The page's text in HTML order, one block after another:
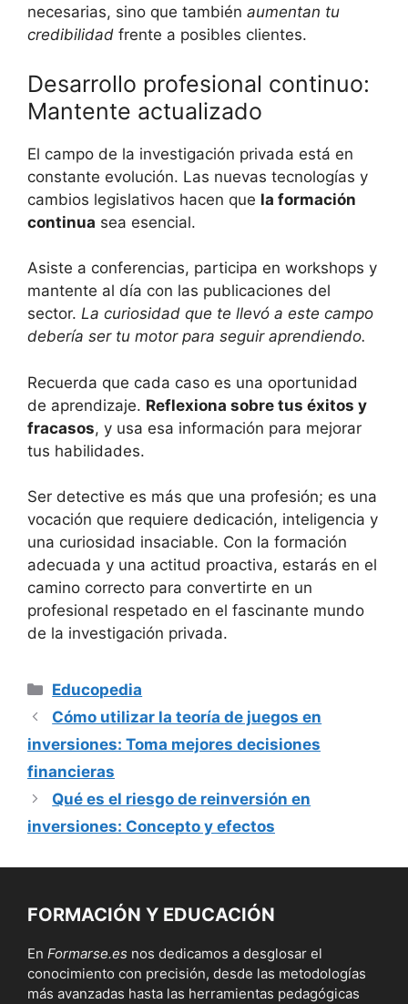
necesarias, sino que también aumentan tu
credibilidad frente a posibles clientes.
Desarrollo profesional continuo:
Mantente actualizado
El campo de la investigación privada está en
constante evolución. Las nuevas tecnologías y
cambios legislativos hacen que la formación
continua sea esencial.
Asiste a conferencias, participa en workshops y
mantente al día con las publicaciones del
sector. La curiosidad que te llevó a este campo
debería ser tu motor para seguir aprendiendo.
Recuerda que cada caso es una oportunidad
de aprendizaje. Reflexiona sobre tus éxitos y
fracasos, y usa esa información para mejorar
tus habilidades.
Ser detective es más que una profesión; es una
vocación que requiere dedicación, inteligencia y
una curiosidad insaciable. Con la formación
adecuada y una actitud proactiva, estarás en el
camino correcto para convertirte en un
profesional respetado en el fascinante mundo
de la investigación privada.
Categorías
Educopedia
Cómo utilizar la teoría de juegos en
inversiones: Toma mejores decisiones
financieras
Qué es el riesgo de reinversión en
inversiones: Concepto y efectos
FORMACIÓN Y EDUCACIÓN
En Formarse.es nos dedicamos a desglosar el
conocimiento con precisión, desde las metodologías
más avanzadas hasta las herramientas pedagógicas